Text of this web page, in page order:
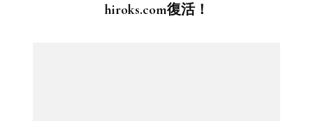
hiroks.com復活！